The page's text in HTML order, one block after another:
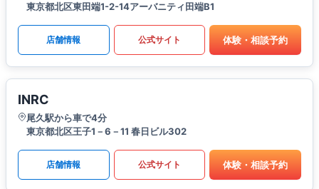
東京都北区東田端1-2-14アーバニティ田端B1
店舗情報 公式サイト 体験・相談予約
INRC
尾久駅から車で4分
東京都北区王子1－6－11 春日ビル302
店舗情報 公式サイト 体験・相談予約